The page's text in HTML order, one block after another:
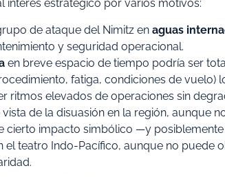
interés estratégico por varios motivos:
de ataque del Nimitz en aguas
y seguridad operacional.
en breve espacio de tiempo podría ser
fatiga, condiciones de
ritmos elevados de operaciones sin
de la disuasión en la región, aunque
cierto impacto simbólico —y
el teatro Indo-Pacífico, aunque no puede